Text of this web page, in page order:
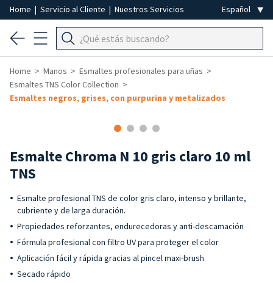
Home | Servicio al Cliente | Nuestros Servicios
Home Manos
Esmaltes profesionales para uñas
Esmaltes TNS Color Collection
Esmaltes negros, grises, con purpurina y metalizados
Esmalte Chroma N 10 gris claro 10 ml
TNS
Esmalte profesional TNS de color gris claro, intenso y brillante,
cubriente y de larga duración.
Propiedades reforzantes, endurecedoras y anti-descamación
Fórmula profesional con filtro UV para proteger el color
Aplicación fácil y rápida gracias al pincel maxi-brush
Secado rápido